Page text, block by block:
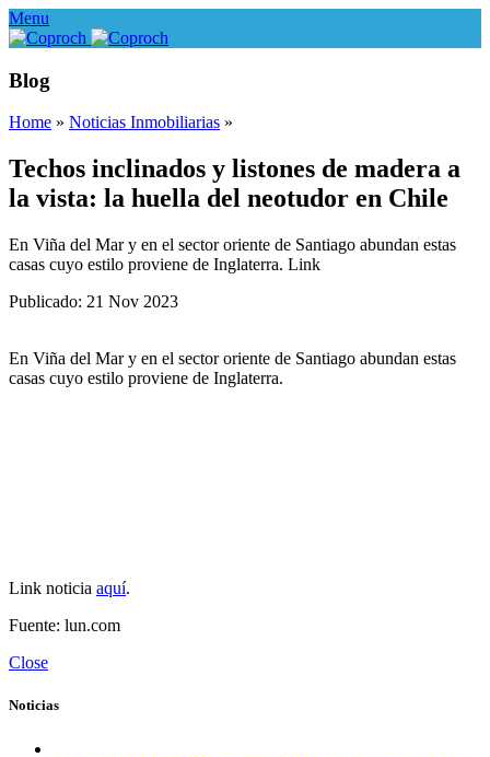
Menu
Blog
Home » Noticias Inmobiliarias »
Techos inclinados y listones de madera a
la vista: la huella del neotudor en Chile
En Viña del Mar y en el sector oriente de Santiago abundan estas
casas cuyo estilo proviene de Inglaterra. Link
Publicado: 21 Nov 2023
En Viña del Mar y en el sector oriente de Santiago abundan estas
casas cuyo estilo proviene de Inglaterra.
Link noticia aquí.
Fuente: lun.com
Close
Noticias